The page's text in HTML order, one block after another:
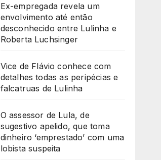
Ex-empregada revela um
envolvimento até então
desconhecido entre Lulinha e
Roberta Luchsinger
Vice de Flávio conhece com
detalhes todas as peripécias e
falcatruas de Lulinha
O assessor de Lula, de
sugestivo apelido, que toma
dinheiro ‘emprestado’ com uma
lobista suspeita